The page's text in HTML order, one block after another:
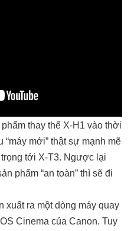
thay thế X-H1 vào thời
mới” thật sự mạnh mẽ
tới X-T3. Ngược lại
phẩm “an toàn” thì sẽ đi
xuất ra một dòng máy quay
Cinema của Canon. Tuy